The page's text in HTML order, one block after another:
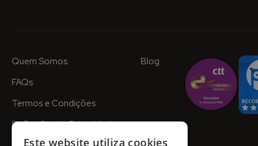
Quem Somos
FAQs
Termos e Condições
Definições de Privacidade
Blog
Este website utiliza cookies